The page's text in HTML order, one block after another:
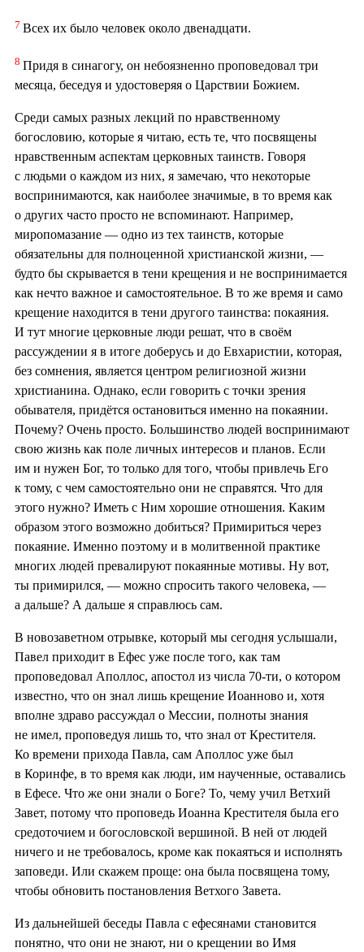
7 Всех их было человек около двенадцати.
8 Придя в синагогу, он небоязненно проповедовал три
месяца, беседуя и удостоверяя о Царствии Божием.
Среди самых разных лекций по нравственному
богословию, которые я читаю, есть те, что посвящены
нравственным аспектам церковных таинств. Говоря
с людьми о каждом из них, я замечаю, что некоторые
воспринимаются, как наиболее значимые, в то время как
о других часто просто не вспоминают. Например,
миропомазание — одно из тех таинств, которые
обязательны для полноценной христианской жизни, —
будто бы скрывается в тени крещения и не воспринимается
как нечто важное и самостоятельное. В то же время и само
крещение находится в тени другого таинства: покаяния.
И тут многие церковные люди решат, что в своём
рассуждении я в итоге доберусь и до Евхаристии, которая,
без сомнения, является центром религиозной жизни
христианина. Однако, если говорить с точки зрения
обывателя, придётся остановиться именно на покаянии.
Почему? Очень просто. Большинство людей воспринимают
свою жизнь как поле личных интересов и планов. Если
им и нужен Бог, то только для того, чтобы привлечь Его
к тому, с чем самостоятельно они не справятся. Что для
этого нужно? Иметь с Ним хорошие отношения. Каким
образом этого возможно добиться? Примириться через
покаяние. Именно поэтому и в молитвенной практике
многих людей превалируют покаянные мотивы. Ну вот,
ты примирился, — можно спросить такого человека, —
а дальше? А дальше я справлюсь сам.
В новозаветном отрывке, который мы сегодня услышали,
Павел приходит в Ефес уже после того, как там
проповедовал Аполлос, апостол из числа 70-ти, о котором
известно, что он знал лишь крещение Иоанново и, хотя
вполне здраво рассуждал о Мессии, полноты знания
не имел, проповедуя лишь то, что знал от Крестителя.
Ко времени прихода Павла, сам Аполлос уже был
в Коринфе, в то время как люди, им наученные, оставались
в Ефесе. Что же они знали о Боге? То, чему учил Ветхий
Завет, потому что проповедь Иоанна Крестителя была его
средоточием и богословской вершиной. В ней от людей
ничего и не требовалось, кроме как покаяться и исполнять
заповеди. Или скажем проще: она была посвящена тому,
чтобы обновить постановления Ветхого Завета.
Из дальнейшей беседы Павла с ефесянами становится
понятно, что они не знают, ни о крещении во Имя